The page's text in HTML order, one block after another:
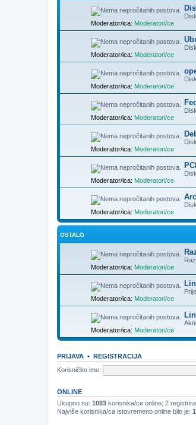
Moderator/ica: Moderatori/ce
Moderator/ica: Moderatori/ce
Moderator/ica: Moderatori/ce
Moderator/ica: Moderatori/ce
Moderator/ica: Moderatori/ce
Moderator/ica: Moderatori/ce
Moderator/ica: Moderatori/ce
OSTALO
Moderator/ica: Moderatori/ce
Moderator/ica: Moderatori/ce
Moderator/ica: Moderatori/ce
PRIJAVA • REGISTRACIJA
Korisničko ime:
ONLINE
Ukupno su: 1093 korisnika/ce online; 2
Najviše korisnika/ca istovremeno online bilo je: